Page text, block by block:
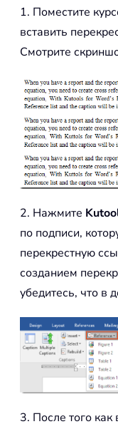
1. Поместите
вставить
Смотрите
2. Нажмите
по подписи,
перекрестную
созданием
убедитесь, что в
3. После того